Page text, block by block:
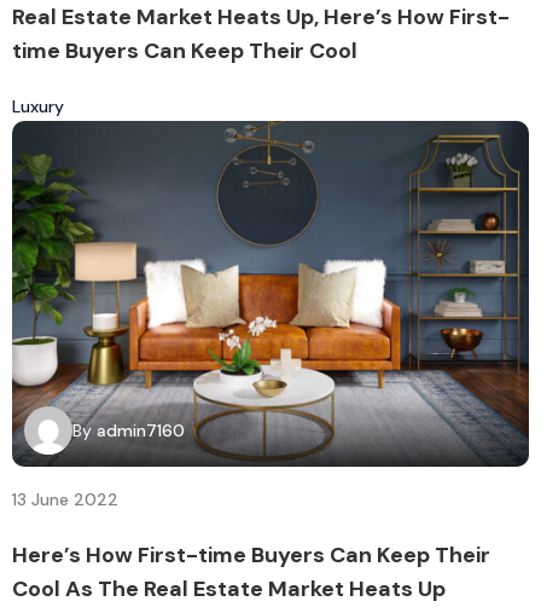
Real Estate Market Heats Up, Here’s How First-
time Buyers Can Keep Their Cool
Luxury
Byadmin7160
13 June 2022
Here’s How First-time Buyers Can Keep Their
Cool As The Real Estate Market Heats Up